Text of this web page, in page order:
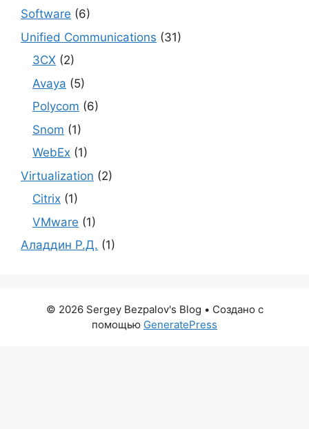
Software (6)
Unified Communications (31)
3CX (2)
Avaya (5)
Polycom (6)
Snom (1)
WebEx (1)
Virtualization (2)
Citrix (1)
VMware (1)
Аладдин Р.Д. (1)
© 2026 Sergey Bezpalov's Blog • Создано с
помощью GeneratePress